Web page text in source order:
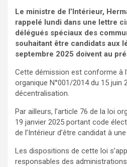
Le ministre de l’Intérieur,
rappelé lundi dans une lettre
délégués spéciaux des
souhaitant être candidats aux
septembre 2025 doivent au
Cette démission est conforme à
organique N°001/2014 du 15 juin
décentralisation.
Par ailleurs, l’article 76 de la loi
19 janvier 2025 portant code
de l’Intérieur d’être candidat à
Les dispositions de cette loi
responsables des